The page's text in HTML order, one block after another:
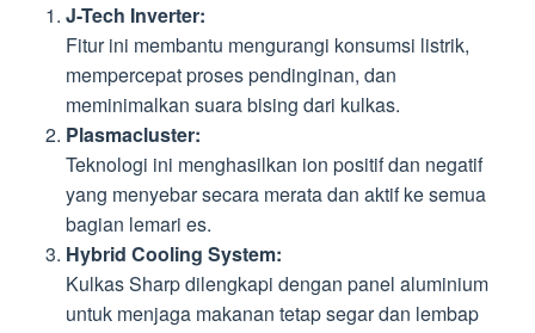
J-Tech Inverter:
Fitur ini membantu mengurangi konsumsi listrik,
mempercepat proses pendinginan, dan
meminimalkan suara bising dari kulkas.
Plasmacluster:
Teknologi ini menghasilkan ion positif dan negatif
yang menyebar secara merata dan aktif ke semua
bagian lemari es.
Hybrid Cooling System:
Kulkas Sharp dilengkapi dengan panel aluminium
untuk menjaga makanan tetap segar dan lembap